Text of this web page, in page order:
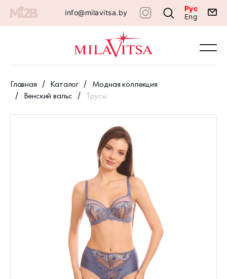
info@milavitsa.by
Рус
Eng
Главная Каталог
Модная коллекция
Венский вальс
Трусы